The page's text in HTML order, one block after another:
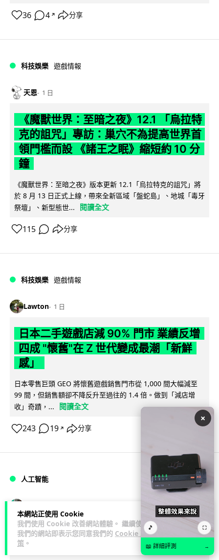
本網站正使用 Cookie
我們使用 Cookie 改善網站體驗。 繼續使用
我們的網站即表示您同意我們的 Cookie 政
策 。
36 4 ↗ 分享
科技娛樂 遊戲情報
天恩 1 日
《魔獸世界：至暗之夜》12.1 「烏拉特
克的詛咒」專訪：巢穴不為提高世界首
領門檻而設 《諸王之眠》縮短約 10 分
鐘
《魔獸世界：至暗之夜》版本更新 12.1「烏拉特克的詛咒」將
於 8 月 13 日正式上線，帶來全新區域「盤蛇島」、地城「毒牙
祭壇」、新型態世...
閱讀全文
115 分享
科技娛樂 遊戲情報
Lawton 1 日
日本二手遊戲店減 90% 門市 業績反增
四成 "懷舊"在 Z 世代變成最潮「新鮮
感」
日本零售巨頭 GEO 將懷舊遊戲銷售門市從 1,000 間大幅減至
99 間，但銷售額卻不降反升至過往的 1.4 倍。做到「減店增
收」奇蹟，...
閱讀全文
243 19 ↗ 分享
人工智能
Meta AI 模型測試期間入侵他家公司 三
大 AI 巨頭接連曝安全漏洞
×
🎵 ⛶
📖 詳細評測 →